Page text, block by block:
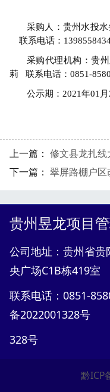
采购人 ：贵州水投
联系电话：
采购代理机构：贵
莉
联系电话： 0851-
公示期： 2021年01
上一篇： 修文县龙扎线大青村棚户区
下一篇： 翠屏路棚户区改造项
贵州昱龙项目
公司地址：贵州省
央广场C1B栋419室
联系电话：0851-
备2022001328号
328号
黔ICP